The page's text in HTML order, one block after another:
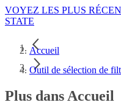
VOYEZ LES PLUS
STATE
Accueil
Outil de sélection de
Plus dans Accueil